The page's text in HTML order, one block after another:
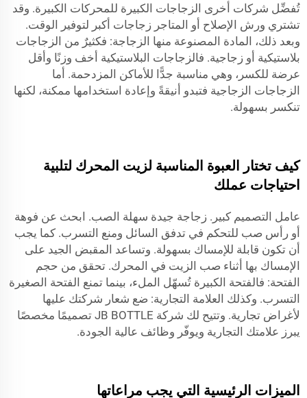
تُفضِّل شركات أخرى الزجاجات الكبيرة للمحركات الكبيرة. وقد
تشتري ورش الإصلاح أو المتاجر زجاجات أكبر لتوفير الوقت.
وبعد ذلك، المادة المصنوعة منها الزجاجة: فكثيرٌ من الزجاجات
بلاستيكية أو زجاجية. فالزجاجات البلاستيكية أخف وزنًا وأقل
عرضة للكسر، وهي مناسبة جدًّا للأماكن المزدحمة. أما
الزجاجات الزجاجية فتبدو أنيقةً وإعادة استخدامها ممكنة، لكنها
تنكسر بسهولة.
كيف تختار العبوة المناسبة لزيت المحرك لتلبية
احتياجات عملك
عامل التصميم كبير. زجاجة جيدة سهلة الصب. ابحث عن فوهة
أو رأس صب للتحكم في تدفق السائل ومنع التسرب. كما يجب
أن تكون قابلة للإمساك بسهولة. وتساعد المقبض الجيد على
الإمساك بها أثناء صب الزيت في المحرك. تحقق من حجم
الفتحة: فالفتحة الكبيرة تُسهّل الملء، بينما تمنع الفتحة الصغيرة
التسرب. وكذلك العلامة التجارية: ضع شعار شركتك عليها
لأغراض تجارية. وتتيح لك شركة JB BOTTLE تصميمًا مخصصًا
يبرز علامتك التجارية ويوفّر وظائف عالية الجودة.
الميزات الرئيسية التي يجب مراعاتها